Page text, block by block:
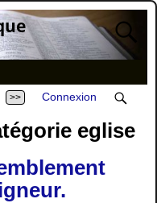
>> Connexion
eglise